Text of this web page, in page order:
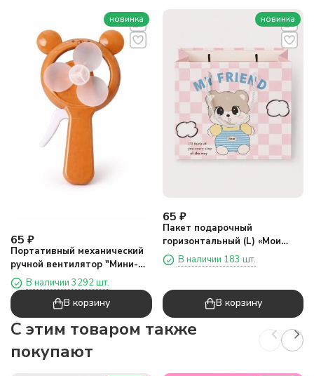
новинка
65 ₽
Портативный механический
ручной вентилятор "Мини-
мишка" (14,5х7,5х4 см)
В наличии 3292 шт.
В корзину
новинка
65 ₽
Пакет подарочный
горизонтальный (L) «Мои
друзья два», микс
(33*25,5*11)
В наличии 183 шт.
В корзину
C этим товаром также
покупают